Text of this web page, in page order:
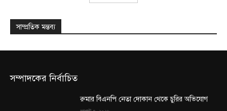
সাম্প্রতিক মন্তব্য
সম্পাদকের নির্বাচিত
রুমার বিএনপি নেতা দোকান থেকে চুরির অভিযোগ